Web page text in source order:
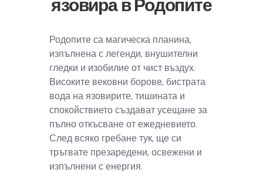
язовира в Родопите
Родопите са магическа планина,
изпълнена с легенди, внушителни
гледки и изобилие от чист въздух.
Високите вековни борове, бистрата
вода на язовирите, тишината и
спокойствието създават усещане за
пълно откъсване от ежедневието.
След всяко гребане тук, ще си
тръгвате презаредени, освежени и
изпълнени с енергия.